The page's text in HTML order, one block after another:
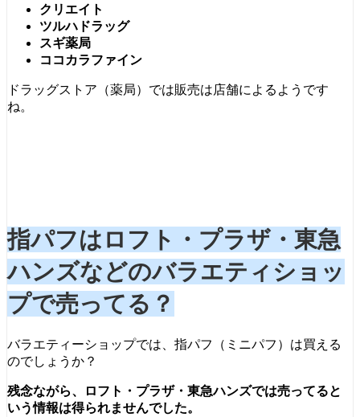
クリエイト
ツルハドラッグ
スギ薬局
ココカラファイン
ドラッグストア（薬局）では販売は店舗によるようです
ね。
指パフはロフト・プラザ・東急
ハンズなどのバラエティショッ
プで売ってる？
バラエティーショップでは、指パフ（ミニパフ）は買える
のでしょうか？
残念ながら、ロフト・プラザ・東急ハンズでは売ってると
いう情報は得られませんでした。